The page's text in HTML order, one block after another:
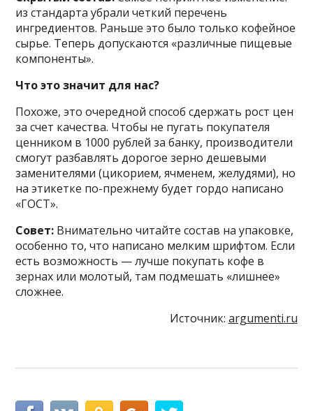
из стандарта убрали четкий перечень
ингредиентов. Раньше это было только кофейное
сырье. Теперь допускаются «различные пищевые
компоненты».
Что это значит для нас?
Похоже, это очередной способ сдержать рост цен
за счет качества. Чтобы не пугать покупателя
ценником в 1000 рублей за банку, производители
смогут разбавлять дорогое зерно дешевыми
заменителями (цикорием, ячменем, желудями), но
на этикетке по-прежнему будет гордо написано
«ГОСТ».
Совет: Внимательно читайте состав на упаковке,
особенно то, что написано мелким шрифтом. Если
есть возможность — лучше покупать кофе в
зернах или молотый, там подмешать «лишнее»
сложнее.
Источник: argumenti.ru